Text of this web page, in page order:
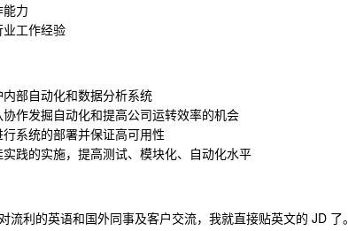
力
工作经验
部自动化和数据分析系统
作发掘自动化和提高公司运转效率的机会
系统的部署并保证高可用性
践的实施，提高测试、模块化、自动化水平
流利的英语和国外同事及客户交流，我就直接贴英文的 JD 了。